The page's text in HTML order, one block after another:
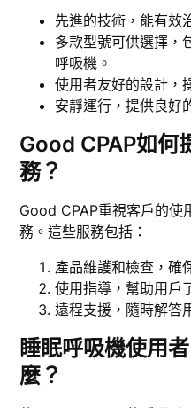
先進的技術，能有效
多款型號可供選擇，
呼吸機。
使用者友好的設計，
安靜運行，提供良好
Good CPAP如何
務？
Good CPAP重視客戶的使
務。這些服務包括：
產品維護和檢查，確
使用指導，幫助用戶
遠程支援，隨時解答
睡眠呼吸機使用
麼？